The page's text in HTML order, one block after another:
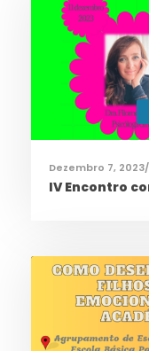
Dezembro 7, 2023
IV Encontro